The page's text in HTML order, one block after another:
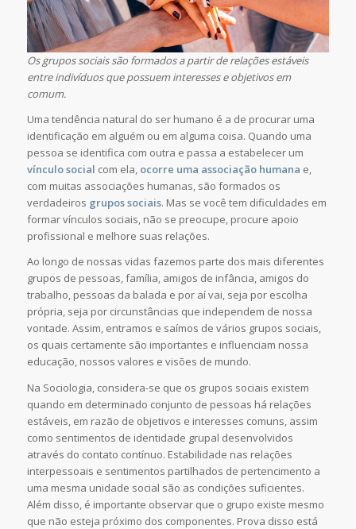
Os grupos sociais são formados a partir de relações estáveis
entre indivíduos que possuem interesses e objetivos em
comum.
Uma tendência natural do ser humano é a de procurar uma
identificação em alguém ou em alguma coisa. Quando uma
pessoa se identifica com outra e passa a estabelecer um
vínculo social com ela, ocorre uma associação humana e,
com muitas associações humanas, são formados os
verdadeiros grupos sociais. Mas se você tem dificuldades em
formar vínculos sociais, não se preocupe, procure apoio
profissional e melhore suas relações.
Ao longo de nossas vidas fazemos parte dos mais diferentes
grupos de pessoas, família, amigos de infância, amigos do
trabalho, pessoas da balada e por aí vai, seja por escolha
própria, seja por circunstâncias que independem de nossa
vontade. Assim, entramos e saímos de vários grupos sociais,
os quais certamente são importantes e influenciam nossa
educação, nossos valores e visões de mundo.
Na Sociologia, considera-se que os grupos sociais existem
quando em determinado conjunto de pessoas há relações
estáveis, em razão de objetivos e interesses comuns, assim
como sentimentos de identidade grupal desenvolvidos
através do contato contínuo. Estabilidade nas relações
interpessoais e sentimentos partilhados de pertencimento a
uma mesma unidade social são as condições suficientes.
Além disso, é importante observar que o grupo existe mesmo
que não esteja próximo dos componentes. Prova disso está